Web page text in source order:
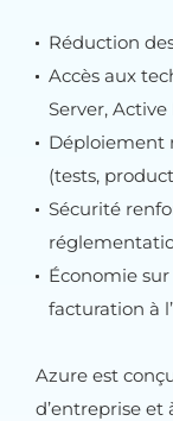
Réduction
Accès aux
Server, Active
Déploiement
(tests,
Sécurité
Économie
facturation à
Azure est
d’entreprise